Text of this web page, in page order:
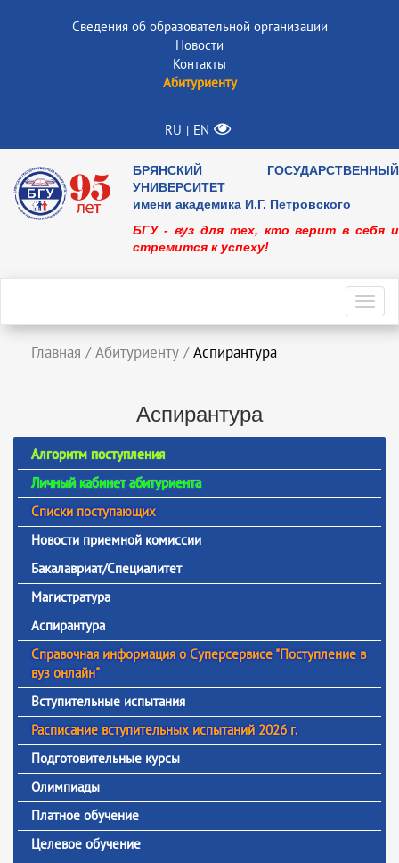
Сведения об образовательной организации
Новости
Контакты
Абитуриенту
RU | EN
БРЯНСКИЙ ГОСУДАРСТВЕННЫЙ
УНИВЕРСИТЕТ
имени академика И.Г. Петровского
БГУ - вуз для тех, кто верит в себя и
стремится к успеху!
Главная / Абитуриенту / Аспирантура
Аспирантура
Алгоритм поступления
Личный кабинет абитуриента
Списки поступающих
Новости приемной комиссии
Бакалавриат/Специалитет
Магистратура
Аспирантура
Справочная информация о Суперсервисе "Поступление в
вуз онлайн"
Вступительные испытания
Расписание вступительных испытаний 2026 г.
Подготовительные курсы
Олимпиады
Платное обучение
Целевое обучение